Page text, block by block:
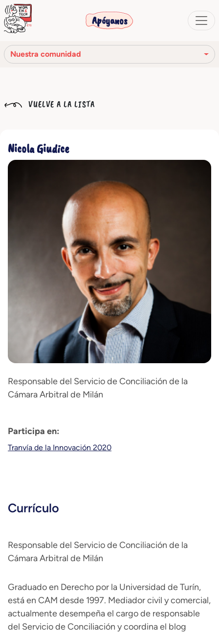
Apóyanos
Nuestra comunidad
Nuestra historia
Nuestra red
Nuestra comunidad
VUELVE A LA LISTA
Nicola Giudice
Responsable del Servicio de Conciliación de la
Cámara Arbitral de Milán
Participa en:
Tranvía de la Innovación 2020
Currículo
Responsable del Servicio de Conciliación de la
Cámara Arbitral de Milán
Graduado en Derecho por la Universidad de Turín,
está en CAM desde 1997. Mediador civil y comercial,
actualmente desempeña el cargo de responsable
del Servicio de Conciliación y coordina el blog